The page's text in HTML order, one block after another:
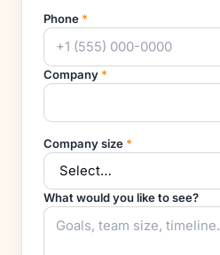
Phone *
Company *
Company size *
What would you like to see?